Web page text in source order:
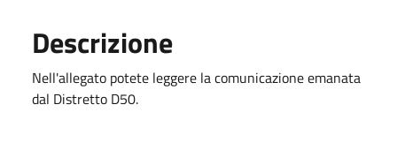
Descrizione
Nell'allegato potete leggere la comunicazione emanata
dal Distretto D50.